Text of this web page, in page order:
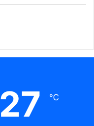
27 ℃